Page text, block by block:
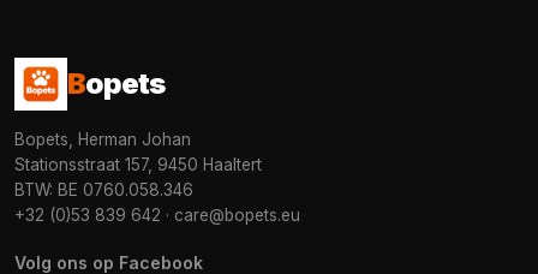
Bopets
Bopets, Herman Johan
Stationsstraat 157, 9450 Haaltert
BTW: BE 0760.058.346
+32 (0)53 839 642 · care@bopets.eu
Volg ons op Facebook